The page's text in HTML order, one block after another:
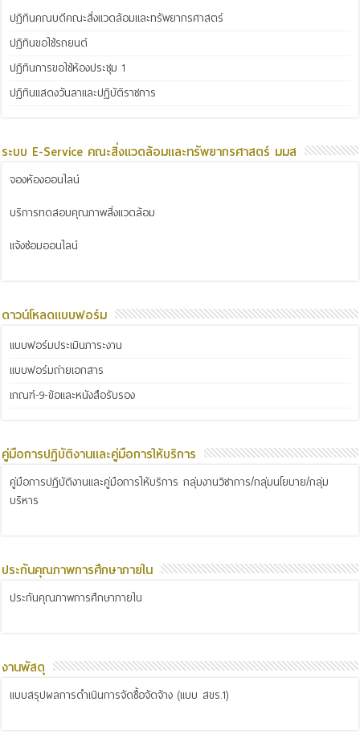
ปฏิทินคณบดีคณะสิ่งแวดล้อมและทรัพยากรศาสตร์
ปฏิทินขอใช้รถยนต์
ปฏิทินการขอใช้ห้องประชุม 1
ปฏิทินแสดงวันลาและปฏิบัติราชการ
ระบบ E-Service คณะสิ่งแวดล้อมและทรัพยากรศาสตร์ มมส
จองห้องออนไลน์
บริการทดสอบคุณภาพสิ่งแวดล้อม
แจ้งซ่อมออนไลน์
ดาวน์โหลดแบบฟอร์ม
แบบฟอร์มประเมินภาระงาน
แบบฟอร์มถ่ายเอกสาร
เกณฑ์-9-ข้อและหนังสือรับรอง
คู่มือการปฏิบัติงานและคู่มือการให้บริการ
คู่มือการปฏิบัติงานและคู่มือการให้บริการ กลุ่มงานวิชาการ/กลุ่มนโยบาย/กลุ่ม
บริหาร
ประกันคุณภาพการศึกษาภายใน
ประกันคุณภาพการศึกษาภายใน
งานพัสดุ
แบบสรุปผลการดำเนินการจัดซื้อจัดจ้าง (แบบ สขร.1)